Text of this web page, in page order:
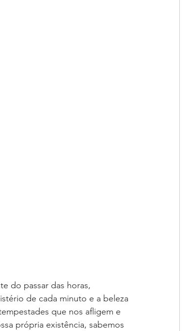
do passar das horas,
de cada minuto e a beleza
que nos afligem e
própria existência, sabemos